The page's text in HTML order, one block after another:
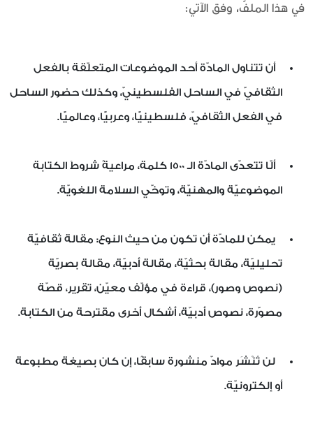
في هذا الملفّ، وفق الآتي:
أن تتناول المادّة أحد الموضوعات المتعلّقة بالفعل
الثقافيّ في الساحل الفلسطينيّ، وكذلك حضور الساحل
في الفعل الثقافيّ، فلسطينيًّا، وعربيًّا، وعالميًّا.
ألّا تتعدّى المادّة الـ 1500 كلمة، مراعيةً شروطَ الكتابة
الموضوعيّة والمهنيّة، وتوخّي السلامة اللغويّة.
يمكن للمادّة أن تكون من حيث النوع: مقالة ثقافيّة
تحليليّة، مقالة بحثيّة، مقالة أدبيّة، مقالة بصريّة
(نصوص وصور)، قراءة في مؤلّف معيّن، تقرير، قصّة
مصوّرة، نصوص أدبيّة، أشكال أخرى مقترحة من الكتابة.
لن تُنْشَر موادّ منشورة سابقًا، إن كان بصيغة مطبوعة
أو إلكترونيّة.